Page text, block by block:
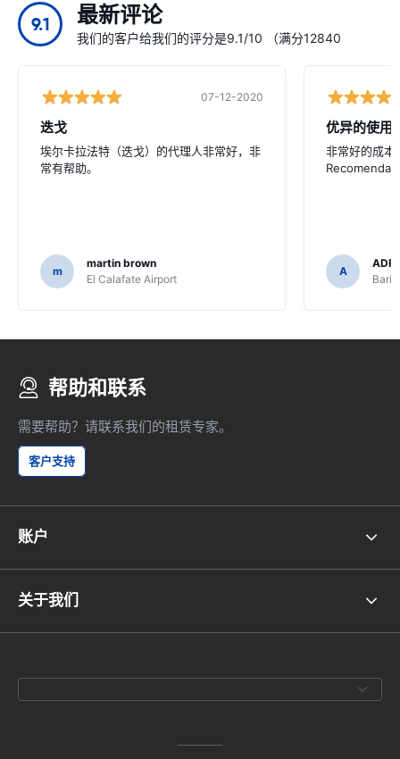
9.1 最新评论
我们的客户给我们的评分是9.1/10 （满分12840
07-12-2020
迭戈
埃尔卡拉法特（迭戈）的代理人非常好，非
常有帮助。
m
martin brown
El Calafate Airport
优异的使用
非常好的成本
A
帮助和联系
需要帮助？请联系我们的租赁专家。
客户支持
账户
关于我们